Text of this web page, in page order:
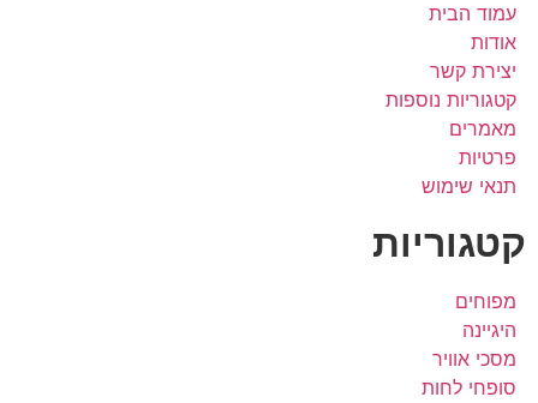
עמוד הבית
אודות
יצירת קשר
קטגוריות נוספות
מאמרים
פרטיות
תנאי שימוש
קטגוריות
מפוחים
היגיינה
מסכי אוויר
סופחי לחות